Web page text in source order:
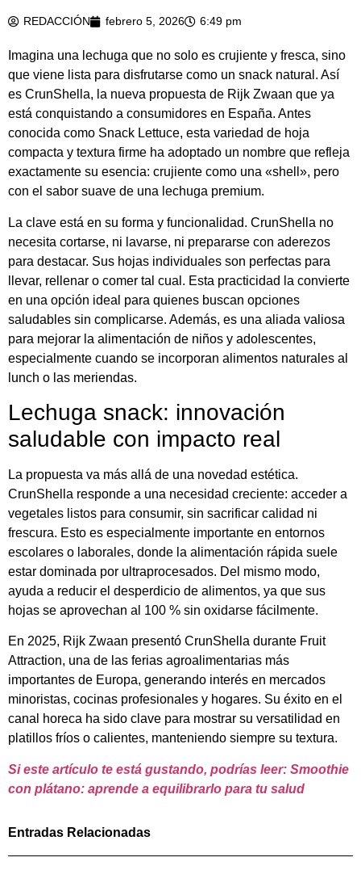
REDACCIÓN febrero 5, 2026 6:49 pm
Imagina una lechuga que no solo es crujiente y fresca, sino
que viene lista para disfrutarse como un snack natural. Así
es CrunShella, la nueva propuesta de Rijk Zwaan que ya
está conquistando a consumidores en España. Antes
conocida como Snack Lettuce, esta variedad de hoja
compacta y textura firme ha adoptado un nombre que refleja
exactamente su esencia: crujiente como una «shell», pero
con el sabor suave de una lechuga premium.
La clave está en su forma y funcionalidad. CrunShella no
necesita cortarse, ni lavarse, ni prepararse con aderezos
para destacar. Sus hojas individuales son perfectas para
llevar, rellenar o comer tal cual. Esta practicidad la convierte
en una opción ideal para quienes buscan opciones
saludables sin complicarse. Además, es una aliada valiosa
para mejorar la alimentación de niños y adolescentes,
especialmente cuando se incorporan alimentos naturales al
lunch o las meriendas.
Lechuga snack: innovación
saludable con impacto real
La propuesta va más allá de una novedad estética.
CrunShella responde a una necesidad creciente: acceder a
vegetales listos para consumir, sin sacrificar calidad ni
frescura. Esto es especialmente importante en entornos
escolares o laborales, donde la alimentación rápida suele
estar dominada por ultraprocesados. Del mismo modo,
ayuda a reducir el desperdicio de alimentos, ya que sus
hojas se aprovechan al 100 % sin oxidarse fácilmente.
En 2025, Rijk Zwaan presentó CrunShella durante Fruit
Attraction, una de las ferias agroalimentarias más
importantes de Europa, generando interés en mercados
minoristas, cocinas profesionales y hogares. Su éxito en el
canal horeca ha sido clave para mostrar su versatilidad en
platillos fríos o calientes, manteniendo siempre su textura.
Si este artículo te está gustando, podrías leer: Smoothie
con plátano: aprende a equilibrarlo para tu salud
Entradas Relacionadas